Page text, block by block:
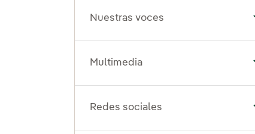
Nuestras voces
Multimedia
Redes sociales